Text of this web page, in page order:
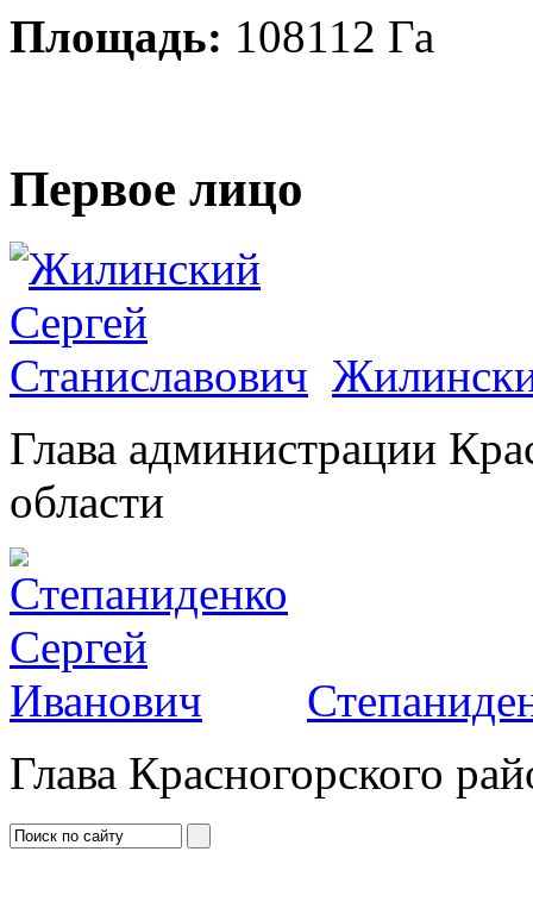
Площадь: 108112 Га
Первое лицо
Глава администрации
области
Глава Красногорского